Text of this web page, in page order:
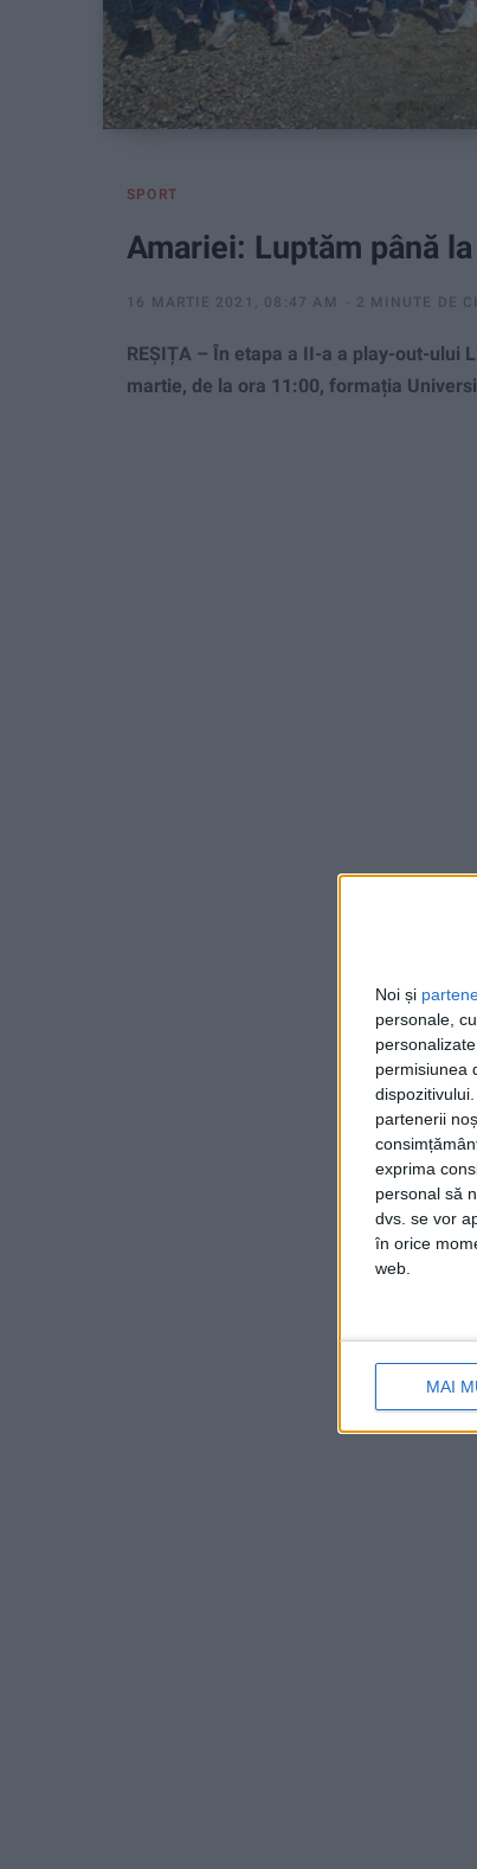
Noi și
personale,
permisiunea
partenerii
exprima
personal să
dvs. se vor
în orice
web.
MAI
SPORT
Amariei: Luptăm până
16 MARTIE 2021, 08:47 AM 2 MINUTE DE
REȘIȚA – În etapa a II-a a play-out-ului
martie, de la ora 11:00, formația